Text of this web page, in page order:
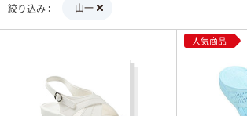
絞り込み 山一
人気商品